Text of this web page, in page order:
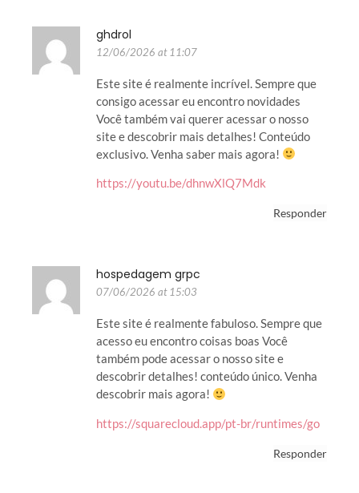
ghdrol
12/06/2026 at 11:07
Este site é realmente incrível. Sempre que
consigo acessar eu encontro novidades
Você também vai querer acessar o nosso
site e descobrir mais detalhes! Conteúdo
exclusivo. Venha saber mais agora!
https://youtu.be/dhnwXlQ7Mdk
Responder
hospedagem grpc
07/06/2026 at 15:03
Este site é realmente fabuloso. Sempre que
acesso eu encontro coisas boas Você
também pode acessar o nosso site e
descobrir detalhes! conteúdo único. Venha
descobrir mais agora!
https://squarecloud.app/pt-br/runtimes/go
Responder